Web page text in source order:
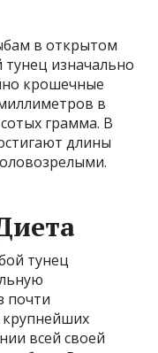
в открытом
тунец изначально
крошечные
в
грамма. В
длины
тунец
почти
крупнейших
всей своей